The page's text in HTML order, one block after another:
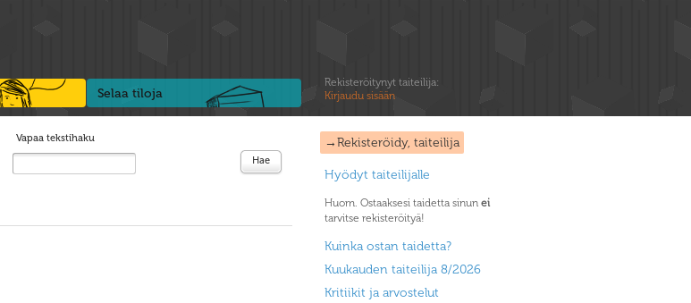
Selaa tiloja
Rekisteröitynyt taiteilija:
Kirjaudu sisään
→Rekisteröidy, taiteilija
Hyödyt taiteilijalle
Huom. Ostaaksesi taidetta sinun ei
tarvitse rekisteröityä!
Kuinka ostan taidetta?
Kuukauden taiteilija 8/2026
Kritiikit ja arvostelut
Vapaa tekstihaku
Hae